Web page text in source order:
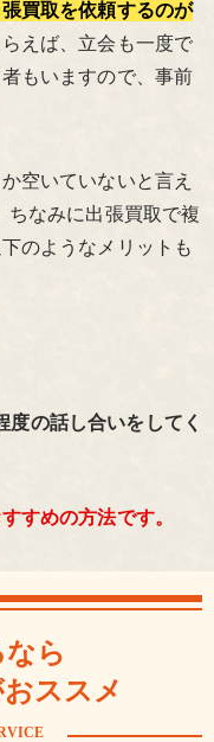
買取を依頼するのが
えば、立会も一度で
もいますので、事前
空いていないと言え
ちなみに出張買取で複
のようなメリットも
の話し合いをしてく
すめの方法です。
ら
おススメ